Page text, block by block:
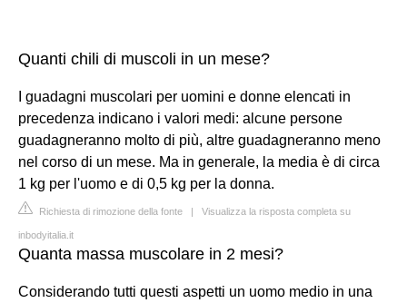
Quanti chili di muscoli in un mese?
I guadagni muscolari per uomini e donne elencati in
precedenza indicano i valori medi: alcune persone
guadagneranno molto di più, altre guadagneranno meno
nel corso di un mese. Ma in generale, la media è di circa
1 kg per l'uomo e di 0,5 kg per la donna.
Richiesta di rimozione della fonte | Visualizza la risposta completa su
inbodyitalia.it
Quanta massa muscolare in 2 mesi?
Considerando tutti questi aspetti un uomo medio in una